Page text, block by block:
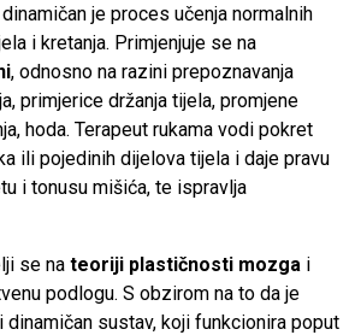
je proces učenja normalnih
i kretanja. Primjenjuje se na
, odnosno na razini prepoznavanja
primjerice držanja tijela, promjene
hoda. Terapeut rukama vodi pokret
ili pojedinih dijelova tijela i daje pravu
i tonusu mišića, te ispravlja
se na teoriji plastičnosti mozga i
podlogu. S obzirom na to da je
sustav, koji funkcionira poput